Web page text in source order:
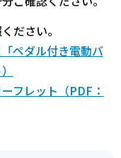
ださい。
ペダル付き電動バ
フレット（PDF：